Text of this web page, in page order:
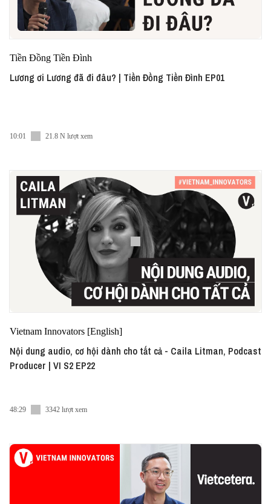
Tiền Đồng Tiền Đình
Lương ơi Lương đã đi đâu? | Tiền Đồng Tiền Đình EP01
10:01 21.8 N lượt xem
Vietnam Innovators [English]
Nội dung audio, cơ hội dành cho tất cả - Caila Litman, Podcast
Producer | VI S2 EP22
48:29 3342 lượt xem